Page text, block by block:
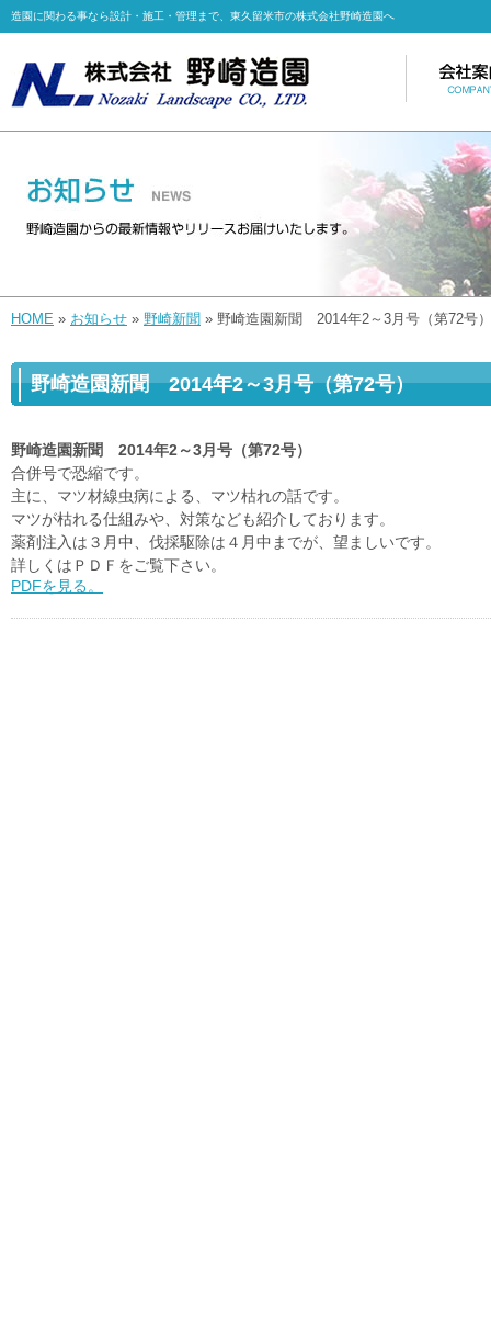
造園に関わる事なら設計・施工・管理まで、東久留米市の株式会社野崎造園へ
HOME » お知らせ » 野崎新聞 » 野崎造園新聞 2014年2～3月号（第72号）
野崎造園新聞 2014年2～3月号（第72号）
野崎造園新聞 2014年2～3月号（第72号）
合併号で恐縮です。
主に、マツ材線虫病による、マツ枯れの話です。
マツが枯れる仕組みや、対策なども紹介しております。
薬剤注入は３月中、伐採駆除は４月中までが、望ましいです。
詳しくはＰＤＦをご覧下さい。
PDFを見る。